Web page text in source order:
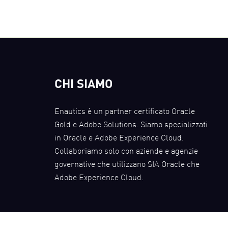
CHI SIAMO
Enautics è un partner certificato Oracle
Gold e Adobe Solutions. Siamo specializzati
in Oracle e Adobe Experience Cloud.
Collaboriamo solo con aziende e agenzie
governative che utilizzano SIA Oracle che
Adobe Experience Cloud.